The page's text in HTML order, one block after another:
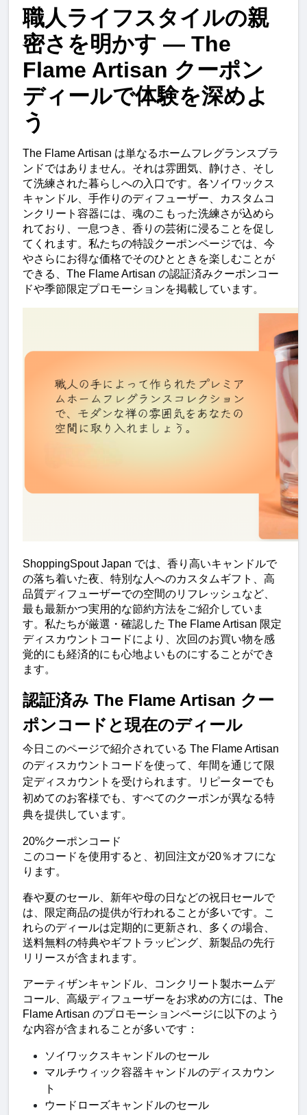
職人ライフスタイルの親
密さを明かす ― The
Flame Artisan クーポン
ディールで体験を深めよ
う
The Flame Artisan は単なるホームフレグランスブラ
ンドではありません。それは雰囲気、静けさ、そし
て洗練された暮らしへの入口です。各ソイワックス
キャンドル、手作りのディフューザー、カスタムコ
ンクリート容器には、魂のこもった洗練さが込めら
れており、一息つき、香りの芸術に浸ることを促し
てくれます。私たちの特設クーポンページでは、今
やさらにお得な価格でそのひとときを楽しむことが
できる、The Flame Artisan の認証済みクーポンコー
ドや季節限定プロモーションを掲載しています。
ShoppingSpout Japan では、香り高いキャンドルで
の落ち着いた夜、特別な人へのカスタムギフト、高
品質ディフューザーでの空間のリフレッシュなど、
最も最新かつ実用的な節約方法をご紹介していま
す。私たちが厳選・確認した The Flame Artisan 限定
ディスカウントコードにより、次回のお買い物を感
覚的にも経済的にも心地よいものにすることができ
ます。
認証済み The Flame Artisan クー
ポンコードと現在のディール
今日このページで紹介されている The Flame Artisan
のディスカウントコードを使って、年間を通じて限
定ディスカウントを受けられます。リピーターでも
初めてのお客様でも、すべてのクーポンが異なる特
典を提供しています。
20%クーポンコード
このコードを使用すると、初回注文が20％オフにな
ります。
春や夏のセール、新年や母の日などの祝日セールで
は、限定商品の提供が行われることが多いです。こ
れらのディールは定期的に更新され、多くの場合、
送料無料の特典やギフトラッピング、新製品の先行
リリースが含まれます。
アーティザンキャンドル、コンクリート製ホームデ
コール、高級ディフューザーをお求めの方には、The
Flame Artisan のプロモーションページに以下のよう
な内容が含まれることが多いです：
ソイワックスキャンドルのセール
マルチウィック容器キャンドルのディスカウン
ト
ウードローズキャンドルのセール